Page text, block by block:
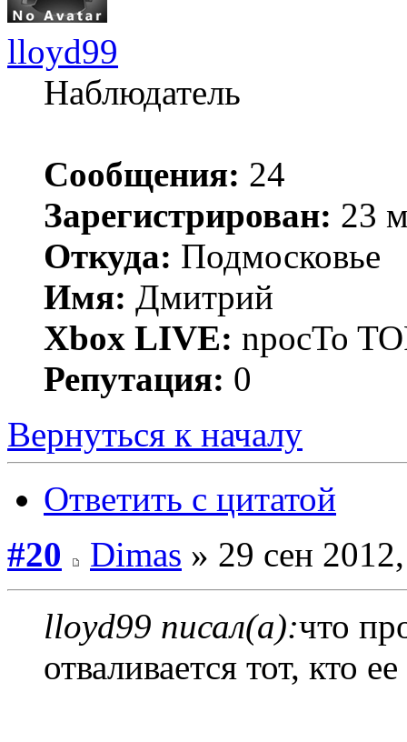
lloyd99
Наблюдатель
Сообщения: 24
Зарегистрирован: 23
Откуда: Подмосковье
Имя: Дмитрий
Xbox LIVE: npocTo
Репутация: 0
Вернуться к началу
Ответить с цитатой
#20
Dimas » 29 сен
lloyd99 писал(а):что
отваливается тот, кто